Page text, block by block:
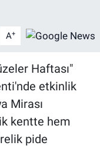
A+
Haftası"
etkinlik
Mirası
kentte hem
pide